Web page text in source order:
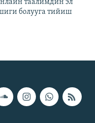
таалимдин эл
болууга тийиш